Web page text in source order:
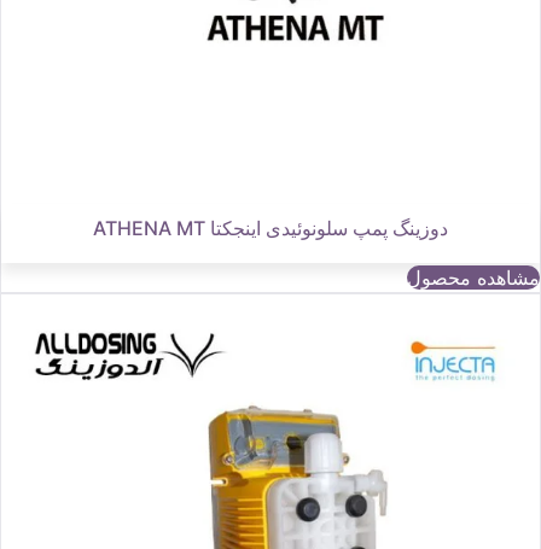
دوزینگ پمپ سلونوئیدی اینجکتا ATHENA MT
مشاهده محصول